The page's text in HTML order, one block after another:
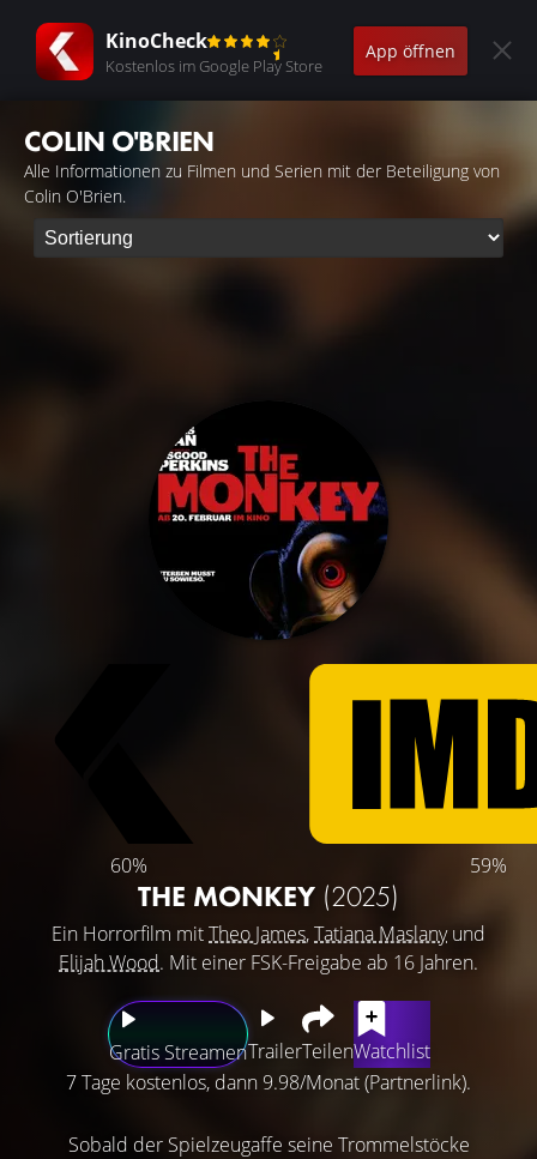
KinoCheck
Kostenlos im Google Play Store
App öffnen
COLIN O'BRIEN
Alle Informationen zu Filmen und Serien mit der Beteiligung von
Colin O'Brien.
60% 59%
THE MONKEY (2025)
Ein Horrorfilm mitTheo James,Tatiana Maslanyund
Elijah Wood. Mit einer FSK-Freigabe ab 16 Jahren.
Gratis StreamenTrailerTeilenWatchlist
7 Tage kostenlos, dann 9.98/Monat (Partnerlink).
Sobald der Spielzeugaffe seine Trommelstöcke